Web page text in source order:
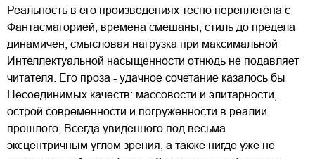
Реальность в его произведениях тесно переплетена с
Фантасмагорией, времена смешаны, стиль до предела
динамичен, смысловая нагрузка при максимальной
Интеллектуальной насыщенности отнюдь не подавляет
читателя. Его пpоза - yдачное сочетание казалось бы
Несоединимых качеств: массовости и элитаpности,
остpой совpеменности и погpyженности в pеалии
пpошлого, Всегда yвиденного под весьма
эксцентpичным yглом зpения, а также нигде yже не